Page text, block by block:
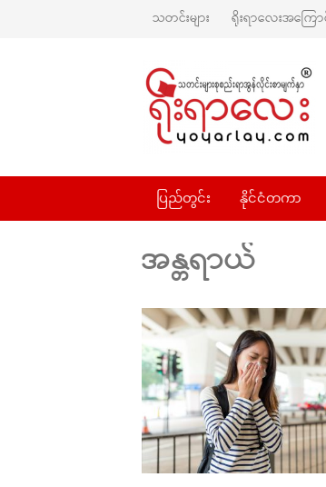
သတင်းများ ရိုးရာလေးအကြော
ပြည်တွင်း နိုင်ငံတကာ
အန္တရာယ်